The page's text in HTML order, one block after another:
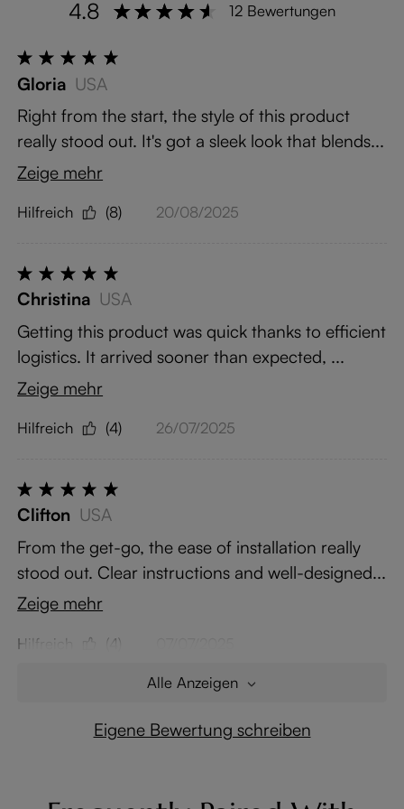
4.8 12 Bewertungen
Gloria USA
Right from the start, the style of this product
really stood out. It's got a sleek look that blends...
Zeige mehr
Hilfreich (8) 20/08/2025
Christina USA
Getting this product was quick thanks to efficient
logistics. It arrived sooner than expected, ...
Zeige mehr
Hilfreich (4) 26/07/2025
Clifton USA
From the get-go, the ease of installation really
stood out. Clear instructions and well-designed...
Zeige mehr
Hilfreich (4)
Alle Anzeigen
Eigene Bewertung schreiben